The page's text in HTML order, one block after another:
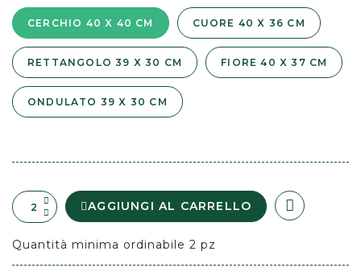
CERCHIO 40 X 40 CM CUORE 40 X 36 CM
RETTANGOLO 39 X 30 CM FIORE 40 X 37 CM
ONDULATO 39 X 30 CM
AGGIUNGI AL CARRELLO
Quantità minima ordinabile 2 pz